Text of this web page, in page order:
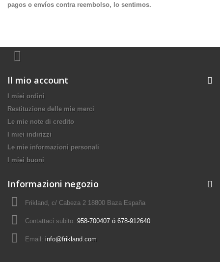
pagos o envíos contra reembolso, lo sentimos.
Il mio account
I miei ordini
Restituzione delle mie merci
Le mie note di credito
I miei indirizzi
Le mie informazioni personali
I miei buoni
Informazioni negozio
Frikland, c/ Cabeza 2 18800 Baza España
Contattaci subito: 958-700407 ó 678-912640
Email: info@frikland.com